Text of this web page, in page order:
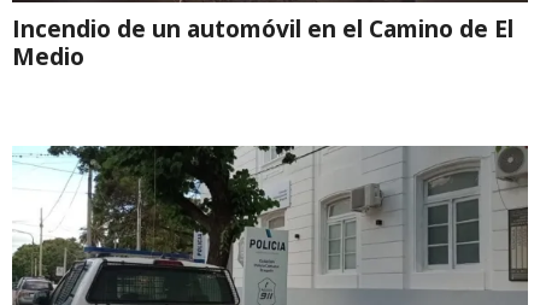
Incendio de un automóvil en el Camino de El
Medio